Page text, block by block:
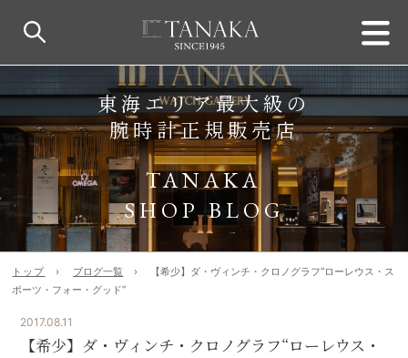
東海エリア最大級の
腕時計正規販売店
TANAKA
SHOP BLOG
トップ ブログ一覧
【希少】ダ・ヴィンチ・クロノグラフ“ローレウス・ス
ポーツ・フォー・グッド”
2017.08.11
【希少】ダ・ヴィンチ・クロノグラフ“ローレウス・